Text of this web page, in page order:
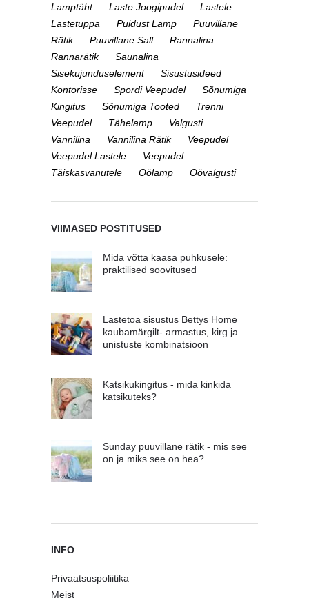
Lamptäht
Laste Joogipudel
Lastele
Lastetuppa
Puidust Lamp
Puuvillane
Rätik
Puuvillane Sall
Rannalina
Rannarätik
Saunalina
Sisekujunduselement
Sisustusideed
Kontorisse
Spordi Veepudel
Sõnumiga
Kingitus
Sõnumiga Tooted
Trenni
Veepudel
Tähelamp
Valgusti
Vannilina
Vannilina Rätik
Veepudel
Veepudel Lastele
Veepudel
Täiskasvanutele
Öölamp Öövalgusti
VIIMASED POSTITUSED
Mida võtta kaasa puhkusele:
praktilised soovitused
Lastetoa sisustus Bettys Home
kaubamärgilt- armastus, kirg ja
unistuste kombinatsioon
Katsikukingitus - mida kinkida
katsikuteks?
Sunday puuvillane rätik - mis see
on ja miks see on hea?
INFO
Privaatsuspoliitika
Meist